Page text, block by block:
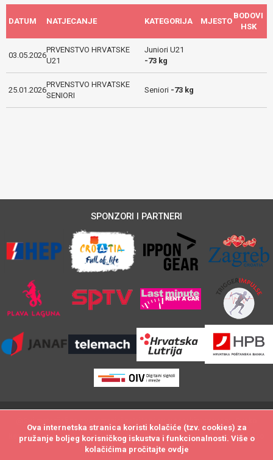
DATUM NATJECANJE KATEGORIJA MJESTO
BODOVI
HSK
03.05.2026
PRVENSTVO HRVATSKE
U21
Juniori U21
-73 kg
25.01.2026
PRVENSTVO HRVATSKE
SENIORI
Seniori -73 kg
Ova internetska stranica koristi kolačiće (tzv. cookies) za
pružanje boljeg korisničkog iskustva i funkcionalnosti. Više o
kolačićima pročitajte ovdje
SPONZORI I PARTNERI
kopiranje i neovlašteno preuzimanje sadržaja biti će utuženo po zakonu o
autorskim pravima.
Ova internetska stranica koristi kolačiće (tzv. cookies) za
pružanje boljeg korisničkog iskustva i funkcionalnosti. Više o
kolačićima pročitajte ovdje